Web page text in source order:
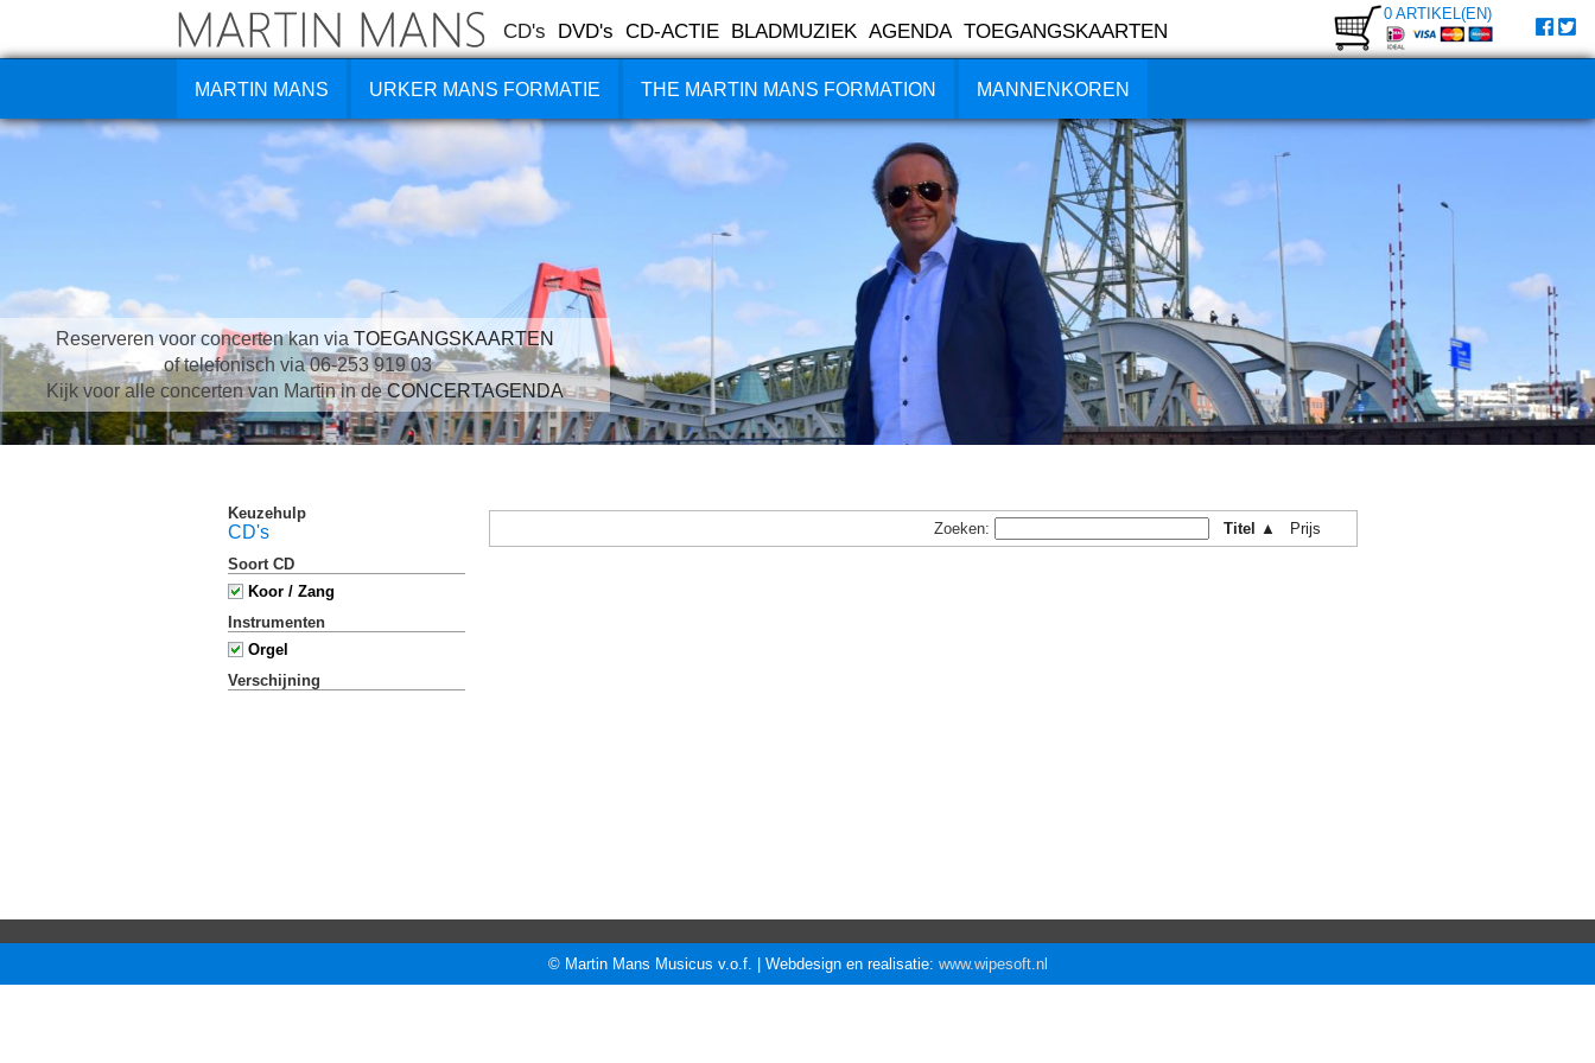
CD's DVD's CD-ACTIE BLADMUZIEK AGENDA TOEGANGSKAARTEN
0 ARTIKEL(EN)
MARTIN MANS URKER MANS FORMATIE THE MARTIN MANS FORMATION MANNENKOREN
Reserveren voor concerten kan via TOEGANGSKAARTEN
of telefonisch via 06-253 919 03
Kijk voor alle concerten van Martin in deCONCERTAGENDA
Keuzehulp
CD's
Soort CD
Koor / Zang
Instrumenten
Orgel
Verschijning
Zoeken: Titel ▲ Prijs
© Martin Mans Musicus v.o.f. | Webdesign en realisatie: www.wipesoft.nl